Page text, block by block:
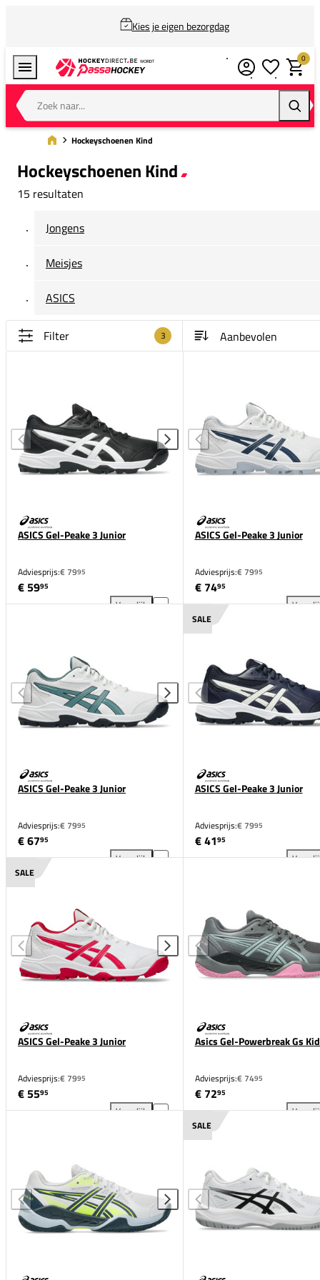
Kies je eigen bezorgdag
Zoek naar...
0
Hockeyschoenen Kind
Hockeyschoenen Kind
15 resultaten
Jongens
Meisjes
ASICS
Filter 3
ASICS Gel-Peake 3 Junior
Adviesprijs:€ 7995
€ 5995
Vergelijk
ASICS Gel-Peake 3 Junior toevoegen aan
ASICS Gel-Peake 3 Junior
Adviesprijs:€ 7995
€ 7495
ASICS Gel-Peake 3 Junior
Adviesprijs:€ 7995
€ 6795
Vergelijk
SALE
ASICS Gel-Peake 3 Junior
Adviesprijs:€ 7995
€ 4195
SALE
ASICS Gel-Peake 3 Junior
Adviesprijs:€ 7995
€ 5595
Vergelijk
ASICS Gel-Peake 3 Junior toevoegen aan
Asics Gel-Powerbreak Gs
Adviesprijs:€ 7495
€ 7295
SALE